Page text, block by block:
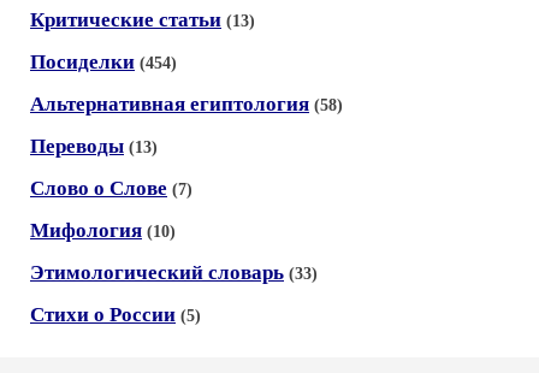
Критические статьи (13)
Посиделки (454)
Альтернативная египтология (58)
Переводы (13)
Слово о Слове (7)
Мифология (10)
Этимологический словарь (33)
Стихи о России (5)